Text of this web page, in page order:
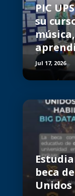
PIC
su
Jul 17, 2026
beca
Unidos